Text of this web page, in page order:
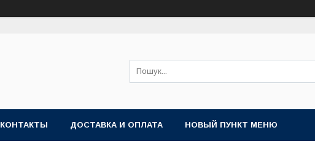
КОНТАКТЫ ДОСТАВКА И ОПЛАТА НОВЫЙ ПУНКТ МЕНЮ